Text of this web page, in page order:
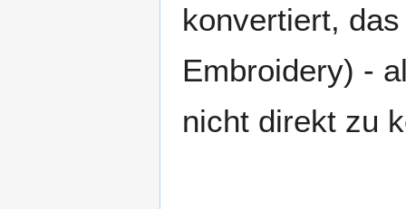
konvertiert,
Embroidery) -
nicht direkt zu